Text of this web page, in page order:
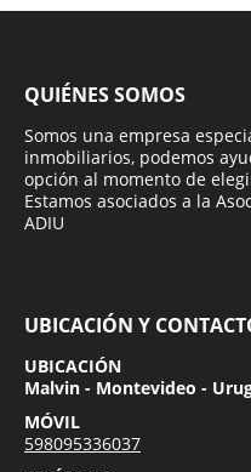
QUIÉNES SOMOS
Somos una empresa
inmobiliarios, podemos
opción al momento de
Estamos asociados a la
ADIU
UBICACIÓN Y
UBICACIÓN
Malvin - Montevideo -
MÓVIL
598095336037